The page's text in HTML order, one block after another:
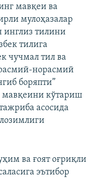
мав­қеи ва
мулоҳазалар
инглиз тилини
тилига
чучмал тил ва
норасмий
боряпти”
мавқеини кўтариш
асосида
ва ғоят оғриқли
эътибор